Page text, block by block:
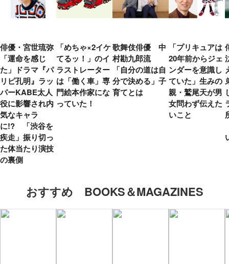
俳優・宮世琉弥
「運命を感じ
た」ドラマ『パ
リピ孔明』ラッ
パーKABE太人
役に影響され内
気なキャラ
に!? 「渋谷を
疾走」振り切っ
た体当たり演技
の裏側
「めちゃ×2イケ
てるッ！」のイ
ラストレーター
は「働く車」専
門絵本作家にな
っていた！
歌舞伎俳優 中
村勘九郎流
「自分の道は自
分で決める」子
育てとは
「プリキュアは
20年前からジェ
ンダーを意識し
ていた」生みの
親・鷲尾天が男
女問わず伝えた
いこと
おすすめ BOOKS＆MAGAZINES